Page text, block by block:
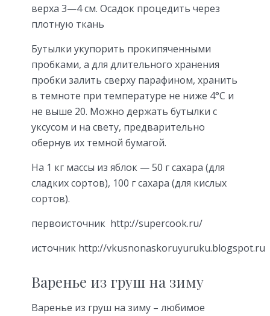
верха 3—4 см. Осадок процедить через
плотную ткань
Бутылки укупорить прокипяченными
пробками, а для длительного хранения
пробки залить сверху парафином, хранить
в темноте при температуре не ниже 4°С и
не выше 20. Можно держать бутылки с
уксусом и на свету, предварительно
обернув их темной бумагой.
На 1 кг массы из яблок — 50 г сахара (для
сладких сортов), 100 г сахара (для кислых
сортов).
первоисточник http://supercook.ru/
источник http://vkusnonaskoruyuruku.blogspot.ru
Варенье из груш на зиму
Варенье из груш на зиму – любимое